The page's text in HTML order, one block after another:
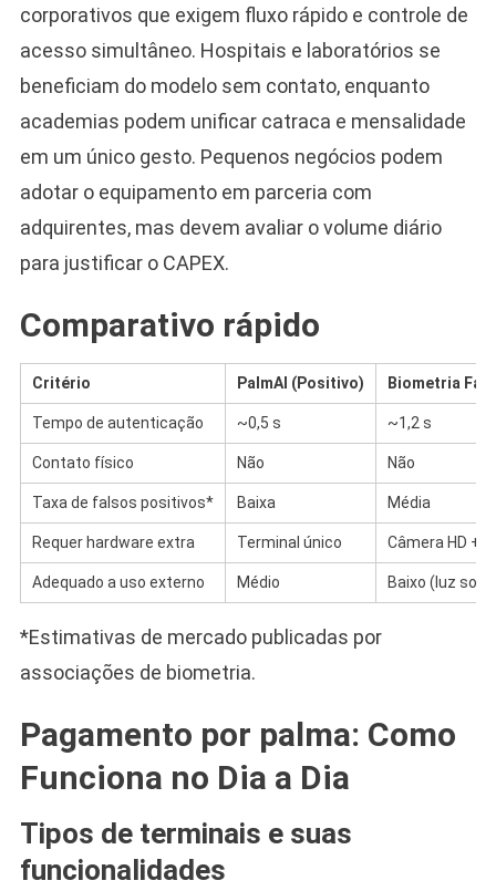
corporativos que exigem fluxo rápido e controle de
acesso simultâneo. Hospitais e laboratórios se
beneficiam do modelo sem contato, enquanto
academias podem unificar catraca e mensalidade
em um único gesto. Pequenos negócios podem
adotar o equipamento em parceria com
adquirentes, mas devem avaliar o volume diário
para justificar o CAPEX.
Comparativo rápido
Critério PalmAI (Positivo) Biometria
Tempo de autenticação ~0,5 s ~1,2 s
Contato físico Não Não
Taxa de falsos positivos* Baixa Média
Requer hardware extra Terminal único Câmera HD +
Adequado a uso externo Médio Baixo (luz
*Estimativas de mercado publicadas por
associações de biometria.
Pagamento por palma: Como
Funciona no Dia a Dia
Tipos de terminais e suas
funcionalidades